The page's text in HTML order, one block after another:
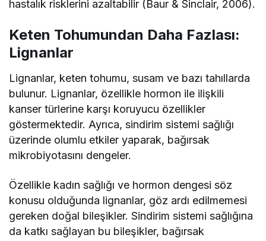
hastalık risklerini azaltabilir (Baur & Sinclair, 2006).
Keten Tohumundan Daha Fazlası:
Lignanlar
Lignanlar, keten tohumu, susam ve bazı tahıllarda
bulunur. Lignanlar, özellikle hormon ile ilişkili
kanser türlerine karşı koruyucu özellikler
göstermektedir. Ayrıca, sindirim sistemi sağlığı
üzerinde olumlu etkiler yaparak, bağırsak
mikrobiyotasını dengeler.
Özellikle kadın sağlığı ve hormon dengesi söz
konusu olduğunda lignanlar, göz ardı edilmemesi
gereken doğal bileşikler. Sindirim sistemi sağlığına
da katkı sağlayan bu bileşikler, bağırsak